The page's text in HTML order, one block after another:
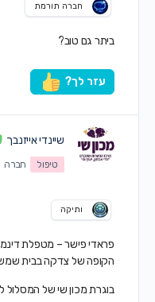
חברה תורמת
ביתר גם טוב?
עזר לך?
שיינדי אייזנבך
טיפול חברה
ותיקה
פראדי פישר – מטפלת
הקופה של צדקה בבית
בוגרת מכון שי של המסלול